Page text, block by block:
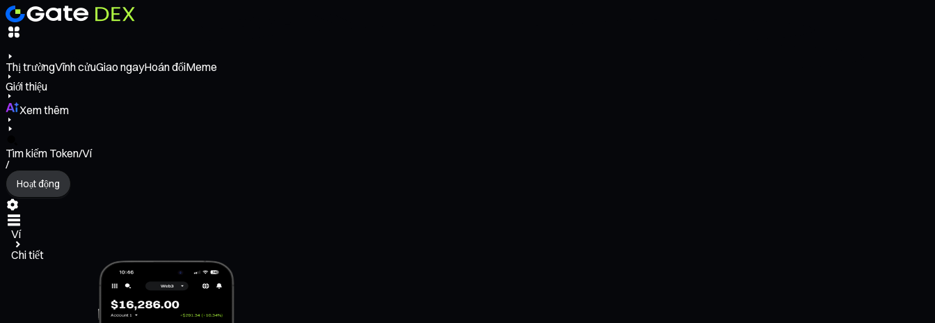
Thị trườngVĩnh cửuGiao ngayHoán đổiMeme
Giới thiệu
Xem thêm
Tìm kiếm Token/Ví
/
Hoạt động
Ví
Chi tiết